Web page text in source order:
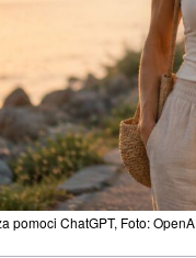
pomoci ChatGPT, Foto: